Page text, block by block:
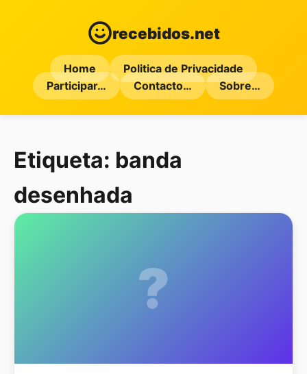
recebidos.net
Home
Politica de Privacidade
Participar…
Contacto… Sobre…
Etiqueta: banda
desenhada
?